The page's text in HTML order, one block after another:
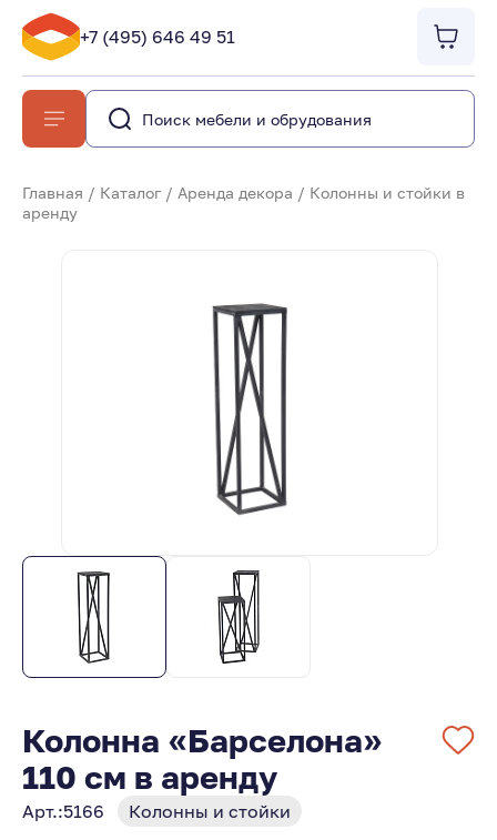
+7 (495) 646 49 51
Главная / Каталог / Аренда декора / Колонны и стойки в
аренду
Колонна «Барселона»
110 см в аренду
Арт.:5166 Колонны и стойки